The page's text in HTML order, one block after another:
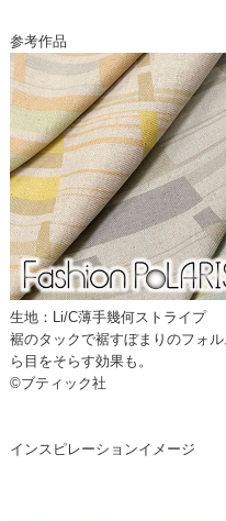
参考作品
生地：Li/C薄手幾何ストライプ
裾のタックで裾すぼまりのフォ
ら目をそらす効果も。
©ブティック社
インスピレーションイメージ